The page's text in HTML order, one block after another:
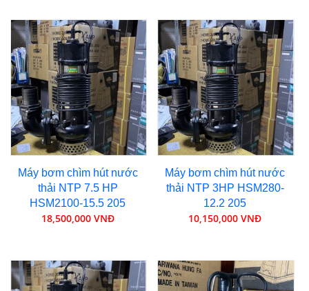
Máy bơm chìm hút nước
thải NTP 7.5 HP
HSM2100-15.5 205
18,500,000 VNĐ
Máy bơm chìm hút nước
thải NTP 3HP HSM280-
12.2 205
10,150,000 VNĐ